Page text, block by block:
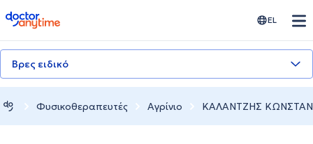
doctoranytime EL
Βρες ειδικό
Φυσικοθεραπευτές Αγρίνιο ΚΑΛΑΝΤΖΗΣ